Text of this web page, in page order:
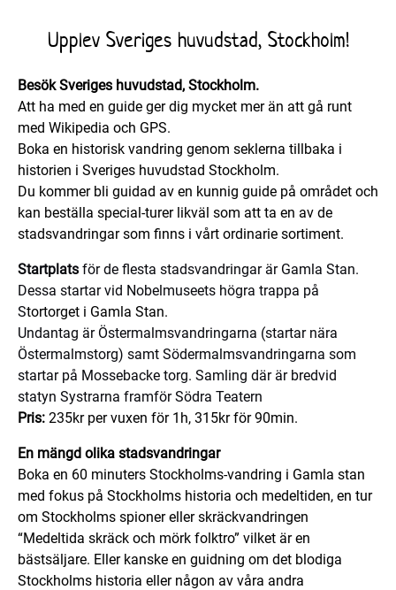
Upplev Sveriges huvudstad, Stockholm!
Besök Sveriges huvudstad, Stockholm.
Att ha med en guide ger dig mycket mer än att gå runt
med Wikipedia och GPS.
Boka en historisk vandring genom seklerna tillbaka i
historien i Sveriges huvudstad Stockholm.
Du kommer bli guidad av en kunnig guide på området och
kan beställa special-turer likväl som att ta en av de
stadsvandringar som finns i vårt ordinarie sortiment.
Startplats för de flesta stadsvandringar är Gamla Stan.
Dessa startar vid Nobelmuseets högra trappa på
Stortorget i Gamla Stan.
Undantag är Östermalmsvandringarna (startar nära
Östermalmstorg) samt Södermalmsvandringarna som
startar på Mossebacke torg. Samling där är bredvid
statyn Systrarna framför Södra Teatern
Pris: 235kr per vuxen för 1h, 315kr för 90min.
En mängd olika stadsvandringar
Boka en 60 minuters Stockholms-vandring i Gamla stan
med fokus på Stockholms historia och medeltiden, en tur
om Stockholms spioner eller skräckvandringen
“Medeltida skräck och mörk folktro” vilket är en
bästsäljare. Eller kanske en guidning om det blodiga
Stockholms historia eller någon av våra andra